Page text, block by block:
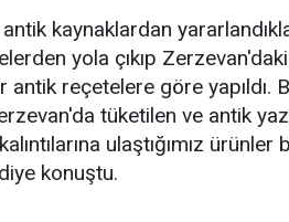
kaynaklardan
yola çıkıp
antik reçetelere göre yapıldı.
tüketilen ve antik
ulaştığımız
konuştu.